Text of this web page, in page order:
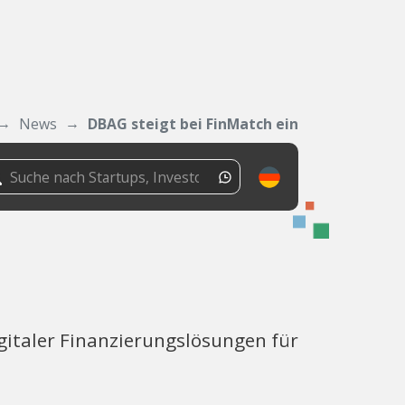
News DBAG steigt bei FinMatch ein
Finanzierungslösungen für